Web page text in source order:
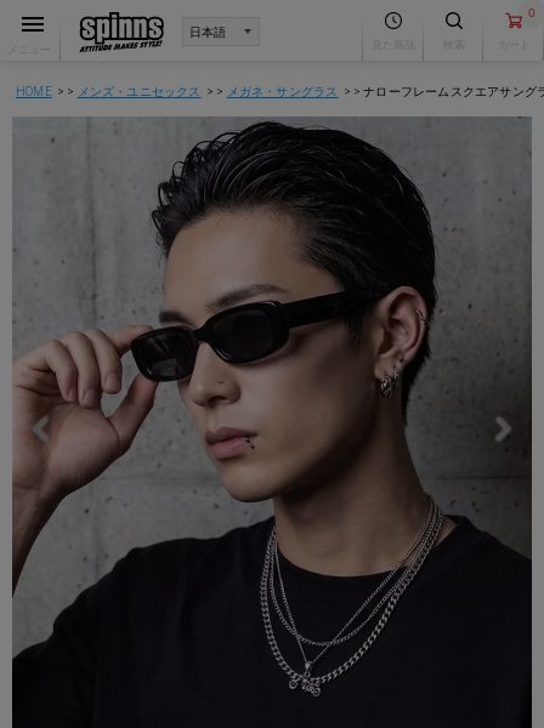
0
HOME メンズ・ユニセックス メガネ・サングラス ナローフレームスクエアサン